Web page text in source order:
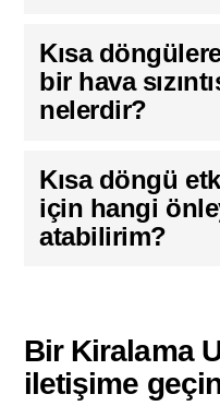
Kısa
bir hava
nelerdir?
Kısa döngü
için hangi
atabilirim?
Bir Kiralama
iletişime